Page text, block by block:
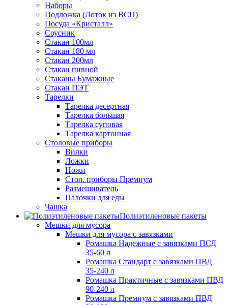
Наборы
Подложка (Лоток из ВСП)
Посуда «Кристалл»
Соусник
Стакан 100мл
Стакан 180 мл
Стакан 200мл
Стакан пивной
Стаканы Бумажные
Стакан ПЭТ
Тарелки
Тарелка десертная
Тарелка большая
Тарелка суповая
Тарелка картонная
Столовые приборы
Вилки
Ложки
Ножи
Стол. приборы Премиум
Размешиватель
Палочки для еды
Чашка
Полиэтиленовые пакеты
Мешки для мусора
Мешки для мусора с завязками
Ромашка Надежные с завязками ПСД
35-60 л
Ромашка Стандарт с завязками ПВД
35-240 л
Ромашка Практичные с завязками ПВД
90-240 л
Ромашка Премиум с завязками ПВД